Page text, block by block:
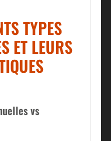
TYPES
ET LEURS
vs